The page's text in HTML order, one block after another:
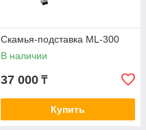
Скамья-подставка ML-300
В наличии
37 000 ₸
Купить